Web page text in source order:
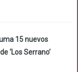
15 nuevos
‘Los Serrano’